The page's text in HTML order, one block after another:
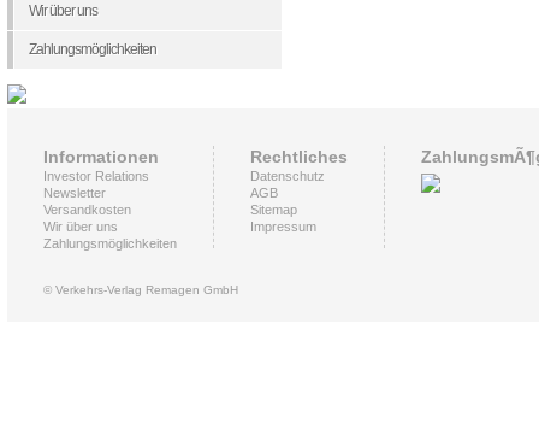
Wir über uns
Zahlungsmöglichkeiten
Informationen
Investor Relations
Newsletter
Versandkosten
Wir über uns
Zahlungsmöglichkeiten
Rechtliches
Datenschutz
AGB
Sitemap
Impressum
© Verkehrs-Verlag Remagen GmbH